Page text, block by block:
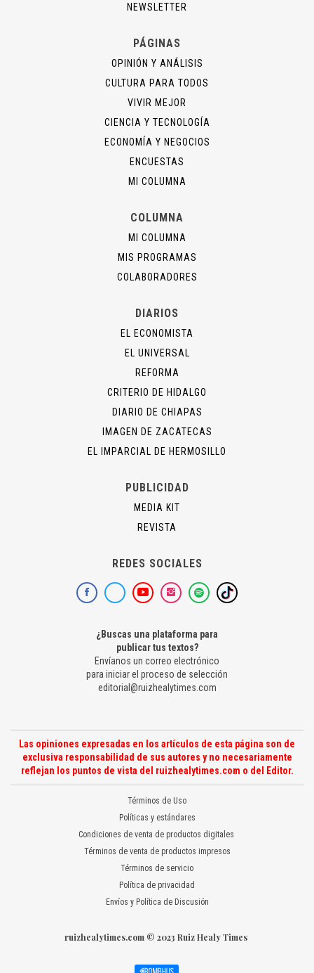
NEWSLETTER
PÁGINAS
OPINIÓN Y ANÁLISIS
CULTURA PARA TODOS
VIVIR MEJOR
CIENCIA Y TECNOLOGÍA
ECONOMÍA Y NEGOCIOS
ENCUESTAS
MI COLUMNA
COLUMNA
MI COLUMNA
MIS PROGRAMAS
COLABORADORES
DIARIOS
EL ECONOMISTA
EL UNIVERSAL
REFORMA
CRITERIO DE HIDALGO
DIARIO DE CHIAPAS
IMAGEN DE ZACATECAS
EL IMPARCIAL DE HERMOSILLO
PUBLICIDAD
MEDIA KIT
REVISTA
REDES SOCIALES
¿Buscas una plataforma para
publicar tus textos?
Envíanos un correo electrónico
para iniciar el proceso de selección
editorial@ruizhealytimes.com
Las opiniones expresadas en los artículos de esta página son de
exclusiva responsabilidad de sus autores y no necesariamente
reflejan los puntos de vista del ruizhealytimes.com o del Editor.
Términos de Uso
Políticas y estándares
Condiciones de venta de productos digitales
Términos de venta de productos impresos
Términos de servicio
Política de privacidad
Envíos y Política de Discusión
ruizhealytimes.com © 2023 Ruiz Healy Times